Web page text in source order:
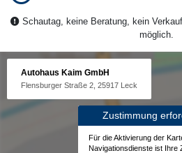
Schautag, keine Beratung, kein
möglich.
Autohaus Kaim GmbH
Flensburger Straße 2, 25917 Leck
Zustimmung
Für die Aktivierung der
Navigationsdienste ist Ihre